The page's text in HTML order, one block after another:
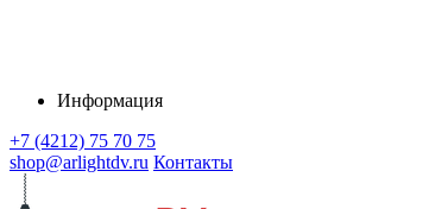
Информация
+7 (4212) 75 70 75
shop@arlightdv.ru Контакты